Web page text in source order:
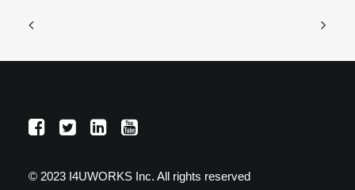
© 2023 I4UWORKS Inc. All rights reserved